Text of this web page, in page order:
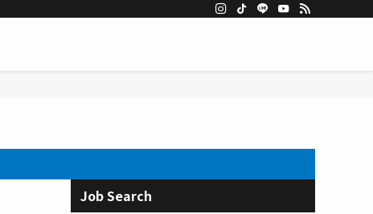
Job Search